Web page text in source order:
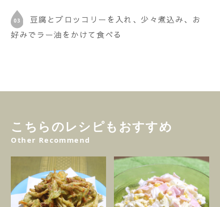
豆腐とブロッコリーを入れ、少々煮込み、お
好みでラー油をかけて食べる
こちらのレシピもおすすめ
Other Recommend